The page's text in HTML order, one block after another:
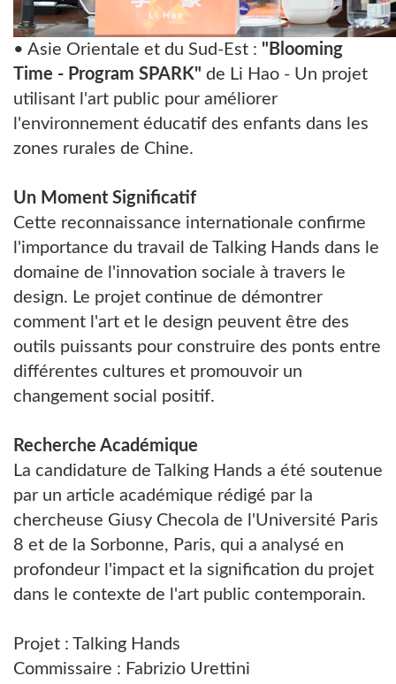
• Asie Orientale et du Sud-Est : "Blooming
Time - Program SPARK" de Li Hao - Un projet
utilisant l'art public pour améliorer
l'environnement éducatif des enfants dans les
zones rurales de Chine.
Un Moment Significatif
Cette reconnaissance internationale confirme
l'importance du travail de Talking Hands dans le
domaine de l'innovation sociale à travers le
design. Le projet continue de démontrer
comment l'art et le design peuvent être des
outils puissants pour construire des ponts entre
différentes cultures et promouvoir un
changement social positif.
Recherche Académique
La candidature de Talking Hands a été soutenue
par un article académique rédigé par la
chercheuse Giusy Checola de l'Université Paris
8 et de la Sorbonne, Paris, qui a analysé en
profondeur l'impact et la signification du projet
dans le contexte de l'art public contemporain.
Projet : Talking Hands
Commissaire : Fabrizio Urettini